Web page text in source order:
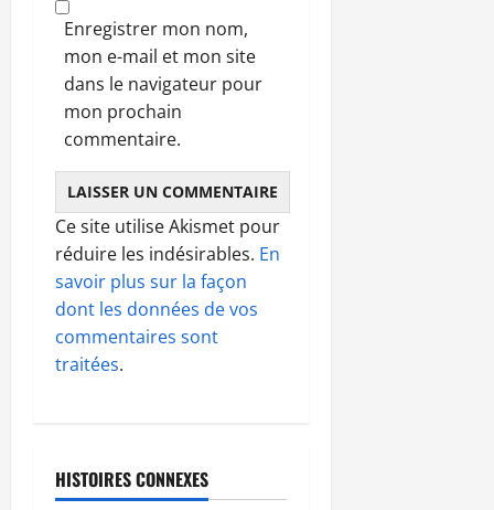
Enregistrer mon nom,
mon e-mail et mon site
dans le navigateur pour
mon prochain
commentaire.
Ce site utilise Akismet pour
réduire les indésirables. En
savoir plus sur la façon
dont les données de vos
commentaires sont
traitées.
HISTOIRES CONNEXES